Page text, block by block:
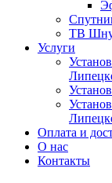
ТВ
Услуги
Оплата и
О нас
Контакты